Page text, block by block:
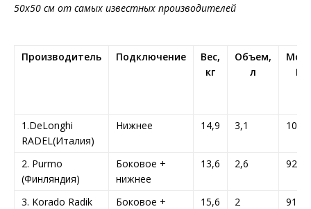
50х50 см от самых известных производителей
Производитель Подключение
Вес,
кг
Объем,
л
Вт
1.DeLonghi
RADEL(Италия)
Нижнее 14,9 3,1 1079
2. Purmo
(Финляндия)
Боковое +
нижнее
13,6 2,6 926
3. Korado Radik
Боковое +
15,6 2 914